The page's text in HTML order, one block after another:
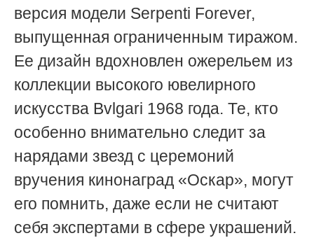
версия модели Serpenti Forever,
выпущенная ограниченным тиражом.
Ее дизайн вдохновлен ожерельем из
коллекции высокого ювелирного
искусства Bvlgari 1968 года. Те, кто
особенно внимательно следит за
нарядами звезд с церемоний
вручения кинонаград «Оскар», могут
его помнить, даже если не считают
себя экспертами в сфере украшений.